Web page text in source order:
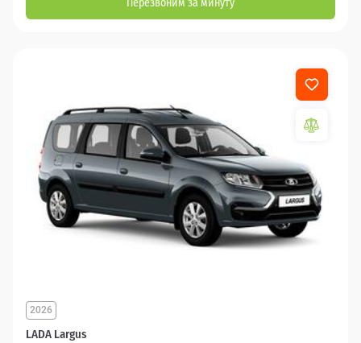
Перезвоним за минуту
LADA Largus
2026